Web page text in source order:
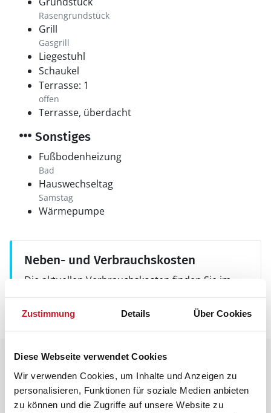
Zustimmung Details Über Cookies
Diese Webseite verwendet Cookies
Wir verwenden Cookies, um Inhalte und Anzeigen zu
personalisieren, Funktionen für soziale Medien anbieten
zu können und die Zugriffe auf unsere Website zu
Rasengrundstück
Grill
Gasgrill
Liegestuhl
Schaukel
Terrasse: 1
offen
Terrasse, überdacht
Sonstiges
Fußbodenheizung
Bad
Hauswechseltag
Samstag
Wärmepumpe
Neben- und Verbrauchskosten
Die aktuellen Verbrauchskosten finden Sie im
nächsten Schritt im Buchungsformular.
Raumaufteilung